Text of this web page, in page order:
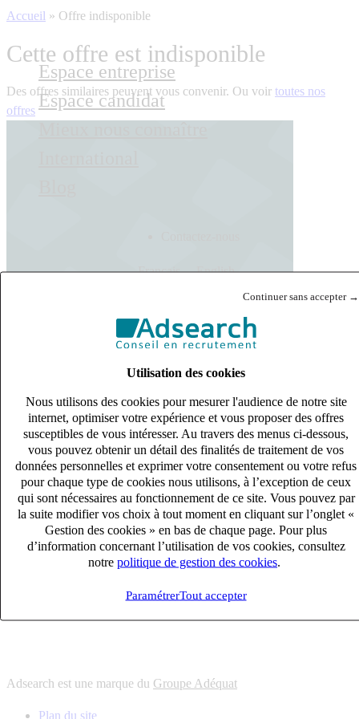
Continuer sans accepter →
Utilisation des cookies
Nous utilisons des cookies pour mesurer l'audience de notre site
internet, optimiser votre expérience et vous proposer des offres
susceptibles de vous intéresser. Au travers des menus ci-dessous,
vous pouvez obtenir un détail des finalités de traitement de vos
données personnelles et exprimer votre consentement ou votre refus
pour chaque type de cookies nous utilisons, à l’exception de ceux
qui sont nécessaires au fonctionnement de ce site. Vous pouvez par
la suite modifier vos choix à tout moment en cliquant sur l’onglet «
Gestion des cookies » en bas de chaque page. Pour plus
d’information concernant l’utilisation de vos cookies, consultez
notre politique de gestion des cookies
ParamétrerTout accepter
Espace entreprise
Espace candidat
Français English
Accueil » Offre indisponible
Cette offre est indisponible
Des offres similaires peuvent vous convenir. Ou voir toutes nos
offres
s'adapter à vos besoin en recrutement
10 univers
connaître votre secteur et ses enjeux
12 bureaux en France
proximité avec nos clients et nos talents
6 solutions
s'adapter à vos besoin en recrutement
10 univers
connaître votre secteur et ses enjeux
proximité avec nos clients et nos talents
Adsearch est une marque du Groupe Adéquat
Plan du site